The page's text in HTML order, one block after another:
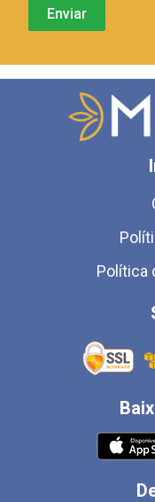
Política